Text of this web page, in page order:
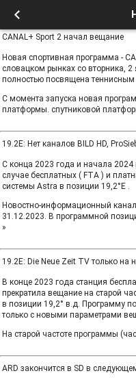
CANAL+ Sport 2 начал вещание
Новая спортивная программа -
словацком рынках со вторника,
полностью посвящена теннисным
С момента запуска новая
платформы. спутниковой
19.2E: Нет каналов BILD HD,
С конца 2023 года и начала
случае бесплатных ( FTA ) и
системы Astra в позиции 19,2°E .
Новостно-информационный
31.12.2023. В программной
»
19.2E: Die Neue Zeit TV только на
В конце 2023 года станция
прекратила вещание на старой
в позиции 19,2° в.д. Программу
только с новыми параметрами
На старой частоте программы
ARD закончится в SD в